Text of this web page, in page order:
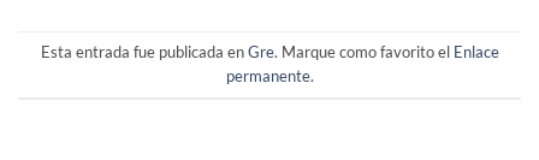
Esta entrada fue publicada enGre. Marque como favorito el Enlace
permanente.